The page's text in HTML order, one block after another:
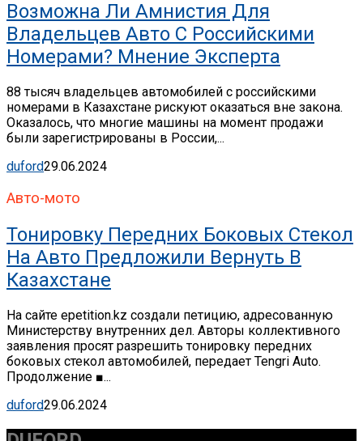
Возможна Ли Амнистия Для
Владельцев Авто С Российскими
Номерами? Мнение Эксперта
88 тысяч владельцев автомобилей с российскими
номерами в Казахстане рискуют оказаться вне закона.
Оказалось, что многие машины на момент продажи
были зарегистрированы в России,...
duford29.06.2024
Авто-мото
Тонировку Передних Боковых Стекол
На Авто Предложили Вернуть В
Казахстане
На сайте epetition.kz создали петицию, адресованную
Министерству внутренних дел. Авторы коллективного
заявления просят разрешить тонировку передних
боковых стекол автомобилей, передает Tengri Auto.
Продолжение ■...
duford29.06.2024